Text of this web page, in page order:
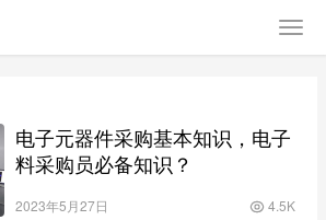
电子元器件采购基本知识，电子
料采购员必备知识？
2023年5月27日 4.5K